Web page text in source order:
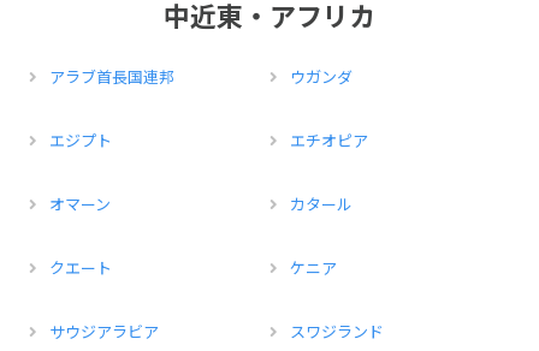
中近東・アフリカ
アラブ首長国連邦 ウガンダ
エジプト エチオピア
オマーン カタール
クエート ケニア
サウジアラビア スワジランド